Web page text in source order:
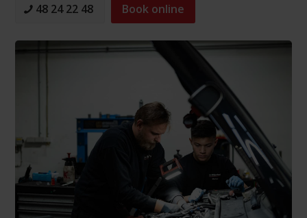
48 24 22 48 Book online